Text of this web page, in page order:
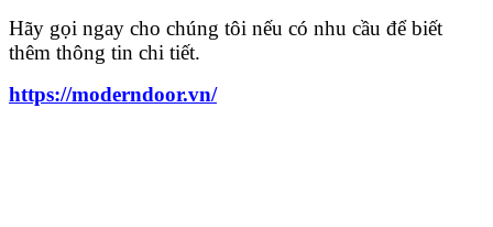
Hãy gọi ngay cho chúng tôi nếu có nhu cầu để biết
thêm thông tin chi tiết.
https://moderndoor.vn/